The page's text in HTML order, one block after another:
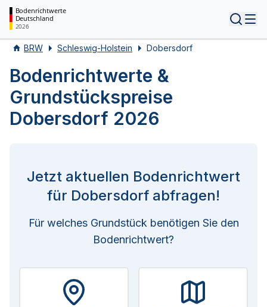
Bodenrichtwerte
Deutschland
2026
BRW Schleswig-Holstein Dobersdorf
Bodenrichtwerte &
Grundstückspreise
Dobersdorf 2026
Jetzt aktuellen Bodenrichtwert
für Dobersdorf abfragen!
Für welches Grundstück benötigen Sie den
Bodenrichtwert?